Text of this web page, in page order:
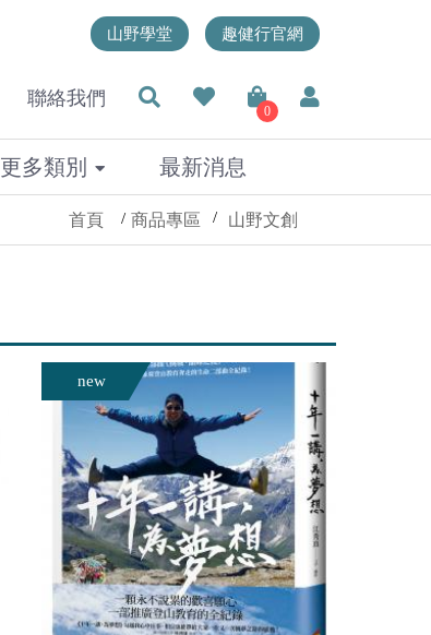
山野學堂 趣健行官網
聯絡我們
0
更多類別 最新消息
首頁 商品專區 山野文創
new